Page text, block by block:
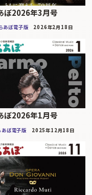
ぼ2026年3月号
あぼ電子版 2026年2月18日
ぼ2026年1月号
あぼ電子版 2025年12月18日